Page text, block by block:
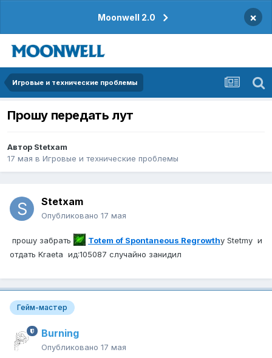
Moonwell 2.0 ×
Игровые и технические проблемы
Прошу передать лут
Автор Stetxam
17 мая в Игровые и технические проблемы
Stetxam
Опубликовано 17 мая
прошу забрать Totem of Spontaneous Regrowthу Stetmy и
отдать Kraeta ид:105087 случайно занидил
Гейм-мастер
Burning
Опубликовано 17 мая